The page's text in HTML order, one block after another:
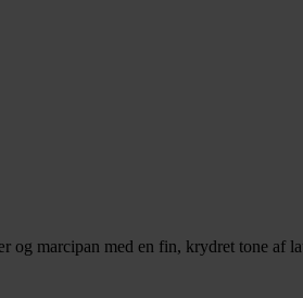
marcipan med en fin, krydret tone af